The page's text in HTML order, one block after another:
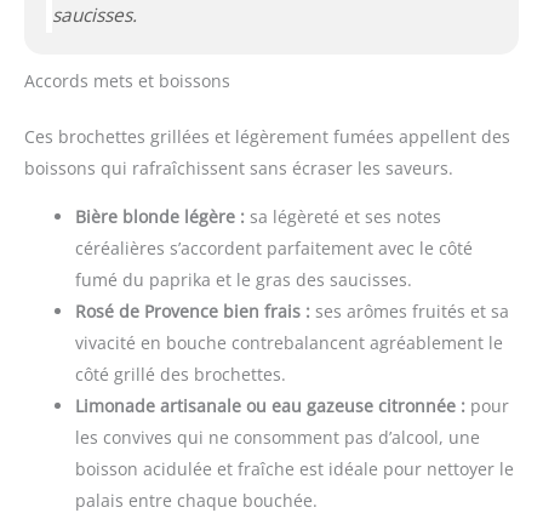
saucisses.
Accords mets et boissons
Ces brochettes grillées et légèrement fumées appellent des
boissons qui rafraîchissent sans écraser les saveurs.
Bière blonde légère : sa légèreté et ses notes
céréalières s’accordent parfaitement avec le côté
fumé du paprika et le gras des saucisses.
Rosé de Provence bien frais : ses arômes fruités et sa
vivacité en bouche contrebalancent agréablement le
côté grillé des brochettes.
Limonade artisanale ou eau gazeuse citronnée : pour
les convives qui ne consomment pas d’alcool, une
boisson acidulée et fraîche est idéale pour nettoyer le
palais entre chaque bouchée.